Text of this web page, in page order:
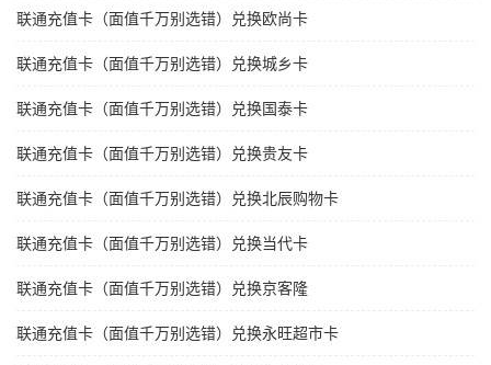
联通充值卡（面值千万别选错）兑换欧尚卡
联通充值卡（面值千万别选错）兑换城乡卡
联通充值卡（面值千万别选错）兑换国泰卡
联通充值卡（面值千万别选错）兑换贵友卡
联通充值卡（面值千万别选错）兑换北辰购物卡
联通充值卡（面值千万别选错）兑换当代卡
联通充值卡（面值千万别选错）兑换京客隆
联通充值卡（面值千万别选错）兑换永旺超市卡